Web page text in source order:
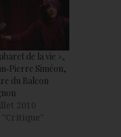
de la vie »,
Siméon,
du Balcon
2010
"Critique"